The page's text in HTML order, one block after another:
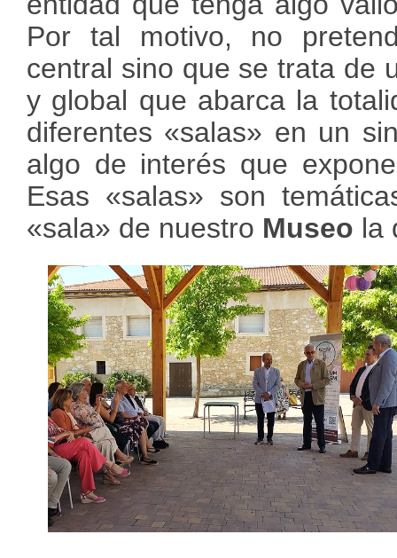
Por tal motivo, no
central sino que se trata de
y global que abarca la
diferentes «salas» en un
algo de interés que
Esas «salas» son
«sala» de nuestro Museo la